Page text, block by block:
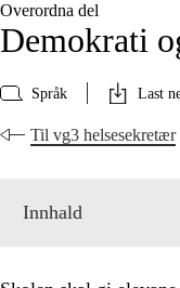
Overordna del
Demokrati
Språk Last
Til vg3 helsesekretær
Innhald